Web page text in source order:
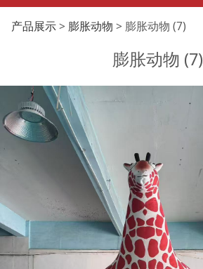
膨胀动物 (7)
产品展示> 膨胀动物 > 膨胀动物 (7)
膨胀动物 (7)